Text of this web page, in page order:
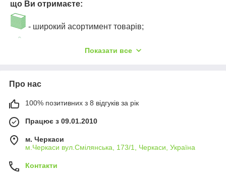
що Ви отримаєте:
- широкий асортимент товарів;
- відмінне якість товарів за прийнятною ціною;
замовлення;
- надійність і зручність оплати замовлень
перевізника, предоплата на карту Приватбанк, або на
розрахунковий рахунок випискою податкової
накладної);
- оперативна відправка Вашої заявки (зазвичай у
Показати все
Про нас
100% позитивних з 8 відгуків за рік
Працює з 09.01.2010
м. Черкаси
м.Черкаси вул.Смілянська, 173/1, Черкаси, Україна
Контакти